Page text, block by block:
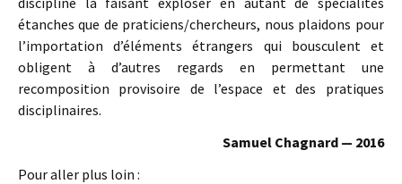
étanches que de praticiens/chercheurs, nous plaidons pour
l’importation d’éléments étrangers qui bousculent et
obligent à d’autres regards en permettant une
recomposition provisoire de l’espace et des pratiques
disciplinaires.
Samuel Chagnard — 2016
Pour aller plus loin :